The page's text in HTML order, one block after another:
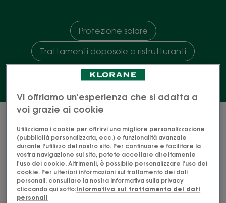
Protezione solare
Trattamenti doposole e ristrutturanti
12 risultati "I nostri prodotti al Tamanu
BIO e Monoï"
Crema
Crema
Vi offriamo un'esperienza che si adatta a
voi grazie ai cookie
Utilizziamo i cookie per offrirvi una migliore personalizzazione
(pubblicità personalizzata, ecc.) e funzionalità avanzate
durante l'utilizzo del nostro sito. Per continuare e facilitare la
vostra navigazione sul sito, potete accettare direttamente
l'uso dei cookie. Altrimenti, è possibile personalizzare l'uso dei
cookie. Per ulteriori informazioni sul trattamento dei dati
personali, consultare la nostra informativa sulla privacy
cliccando qui sotto:Informativa sul trattamento dei dati
personali